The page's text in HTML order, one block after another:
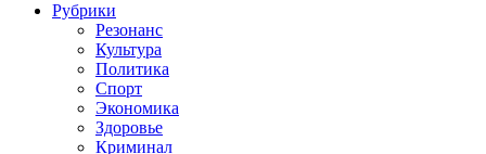
Рубрики
Резонанс
Культура
Политика
Спорт
Экономика
Здоровье
Криминал